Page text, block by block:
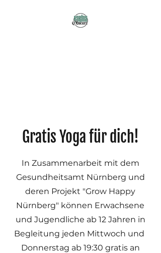
Gratis Yoga für dich!
In Zusammenarbeit mit dem
Gesundheitsamt Nürnberg und
deren Projekt "Grow Happy
Nürnberg" können Erwachsene
und Jugendliche ab 12 Jahren in
Begleitung jeden Mittwoch und
Donnerstag ab 19:30 gratis an